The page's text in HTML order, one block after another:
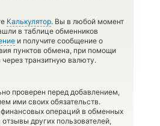
Калькулятор. Вы в любой момент
в таблице обменников
и получите сообщение о
пунктов обмена, при помощи
транзитную валюту.
проверен перед добавлением,
ими своих обязательств.
операций в обменных
других пользователей,